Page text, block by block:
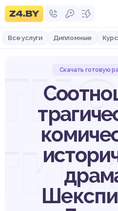
Все услуги Дипломные
Скачать готовую